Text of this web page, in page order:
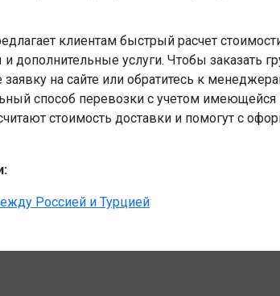
клиентам быстрый расчет
дополнительные услуги. Чтобы заказать
заявку на сайте или обратитесь к
способ перевозки с учетом
стоимость доставки и помогут с
Россией и Турцией